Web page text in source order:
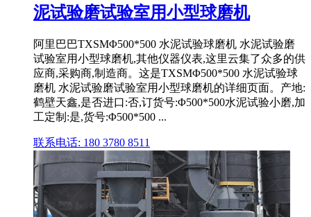
泥试验磨试验室用小型球磨机
阿里巴巴TXSMΦ500*500 水泥试验球磨机 水泥试验磨
试验室用小型球磨机,其他仪器仪表,这里云集了众多的供
应商,采购商,制造商。这是TXSMΦ500*500 水泥试验球
磨机 水泥试验磨试验室用小型球磨机的详细页面。产地:
鹤壁天鑫,是否进口:否,订货号:Φ500*500水泥试验小磨,加
工定制:是,货号:Φ500*500 ...
联系电话: 180 3780 8511